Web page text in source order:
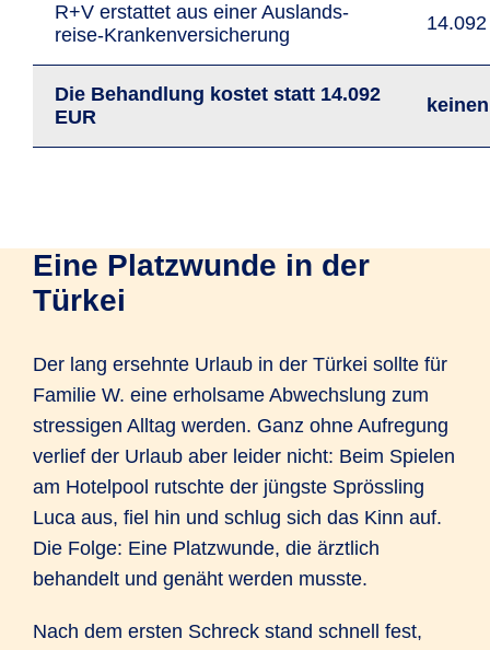
R+V erstattet aus einer Auslands­
reise-Kranken­versiche­rung
Die Behand­lung kostet statt 14.092
EUR
Eine Platzwunde in der
Türkei
Der lang ersehnte Urlaub in der Türkei sollte für
Familie W. eine erholsame Abwechs­lung zum
stressigen Alltag werden. Ganz ohne Aufregung
verlief der Urlaub aber leider nicht: Beim Spielen
am Hotel­pool rutschte der jüngste Spröss­ling
Luca aus, fiel hin und schlug sich das Kinn auf.
Die Folge: Eine Platz­wunde, die ärztlich
behandelt und genäht werden musste.
Nach dem ersten Schreck stand schnell fest,